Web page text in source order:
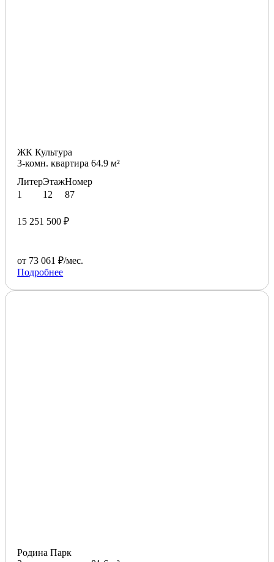
ЖК Культура
3-комн. квартира 64.9 м²
Литер
1
Этаж
12
Номер
87
15 251 500 ₽
от 73 061 ₽/мес.
Подробнее
Родина Парк